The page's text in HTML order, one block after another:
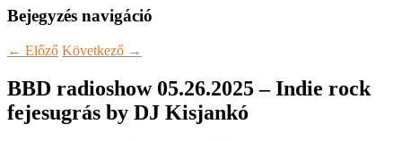
Bejegyzés navigáció
← Előző Következő →
BBD radioshow 05.26.2025 – Indie rock
fejesugrás by DJ Kisjankó